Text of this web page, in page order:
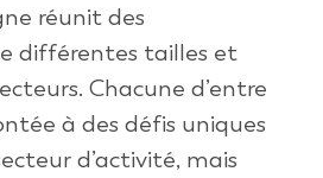
réunit des
différentes tailles et
Chacune d’entre
à des défis uniques
d’activité, mais